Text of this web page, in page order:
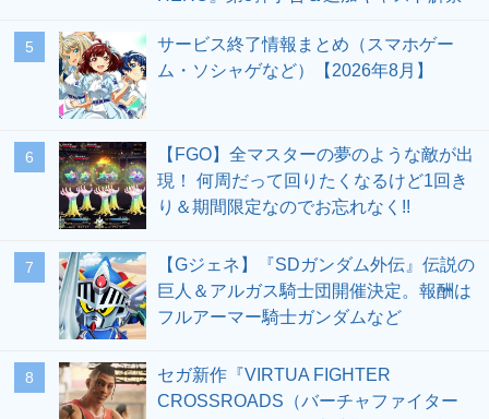
5
サービス終了情報まとめ（スマホゲー
ム・ソシャゲなど）【2026年8月】
6
【FGO】全マスターの夢のような敵が出
現！ 何周だって回りたくなるけど1回き
り＆期間限定なのでお忘れなく!!
7
【Gジェネ】『SDガンダム外伝』伝説の
巨人＆アルガス騎士団開催決定。報酬は
フルアーマー騎士ガンダムなど
8
セガ新作『VIRTUA FIGHTER
CROSSROADS（バーチャファイター